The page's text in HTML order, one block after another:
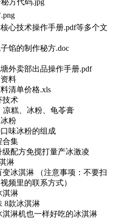
心技术操作手册.pdf等多个文
馅的制作秘方.doc
外卖部出品操作手册.pdf
料
清单价格.xls
技术
凉糕、冰粉、龟苓膏
粉
味冰粉的组成
合集
级配方免搅打量产冰激凌
淋
变冰淇淋 （注意事项：不要扫
频里的联系方式）
淇淋
8款冰淇淋
淇淋机也一样好吃的冰淇淋